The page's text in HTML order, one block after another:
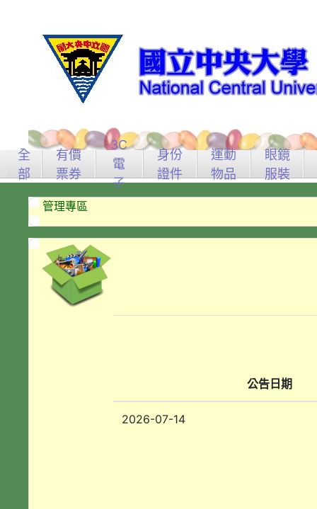
全
部
有價
票券
3C
電
子
身份
證件
運動
物品
眼鏡
服裝
管理專區
公告日期
2026-07-14